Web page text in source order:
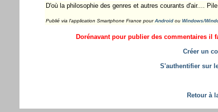
D'où la philosophie des genres et autres courants d'air....
Publié via l'application Smartphone France pourAndroidou Windows/
Dorénavant pour publier des commentaires il
Créer un
S'authentifier sur
Retour à